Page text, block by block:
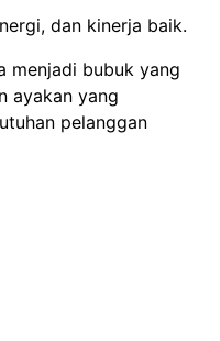
dan kinerja baik.
menjadi bubuk yang
ayakan yang
pelanggan